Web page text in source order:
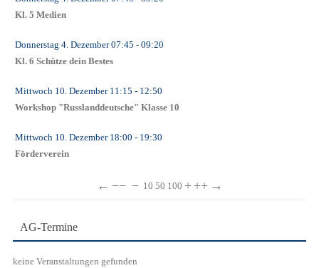
Kl. 5 Medien
Donnerstag 4. Dezember07:45 - 09:20
Kl. 6 Schütze dein Bestes
Mittwoch 10. Dezember11:15 - 12:50
Workshop "Russlanddeutsche" Klasse 10
Mittwoch 10. Dezember18:00 - 19:30
Förderverein
← −− − 10 50 100 + ++ →
AG-Termine
keine Veranstaltungen gefunden